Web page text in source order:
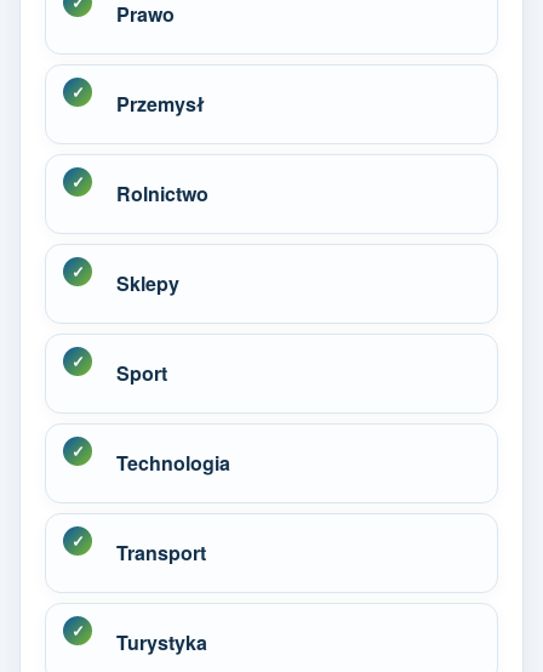
Prawo
Przemysł
Rolnictwo
Sklepy
Sport
Technologia
Transport
Turystyka